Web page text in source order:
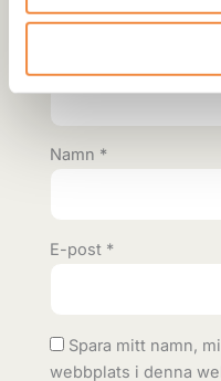
Din recension*
Namn *
E-post *
Spara mitt namn,
webbplats i denna